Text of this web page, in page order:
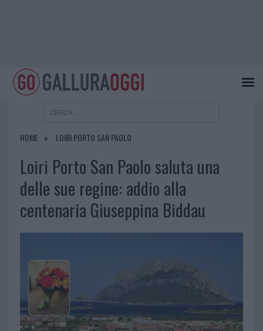
HOME LOIRI PORTO SAN PAOLO
Loiri Porto San Paolo saluta una
delle sue regine: addio alla
centenaria Giuseppina Biddau